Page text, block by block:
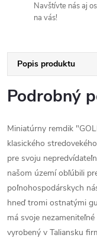
Navštívte nás aj
na vás!
Popis produktu
Podrobný
Miniatúrny remdik
klasického
pre svoju
našom území obľúbili
poľnohospodárskych
hneď tromi ostnatými
má svoje
vyrobený v Taliansku